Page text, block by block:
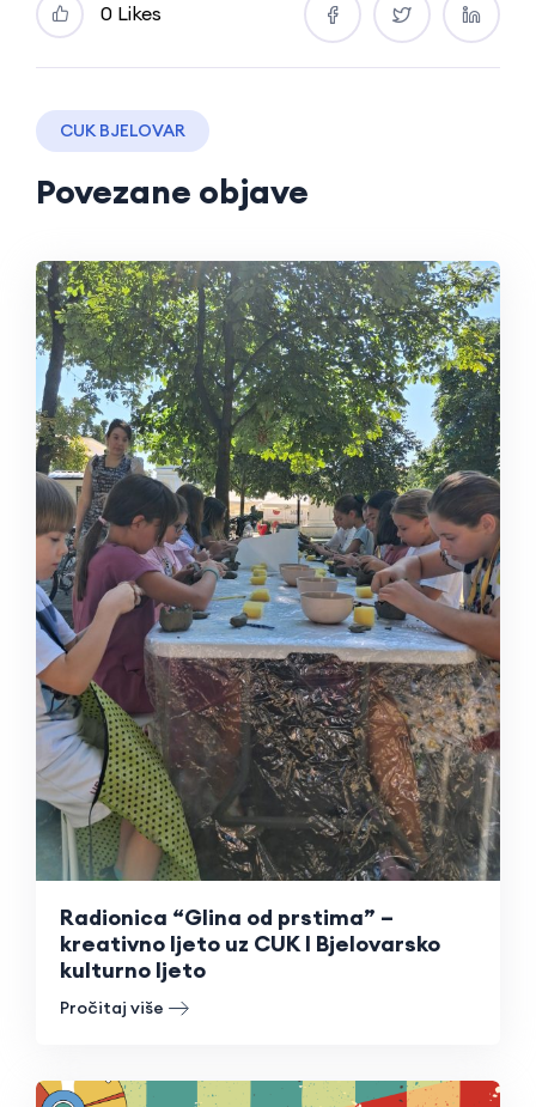
0 Likes
CUK BJELOVAR
Povezane objave
Radionica “Glina od prstima” –
kreativno ljeto uz CUK I Bjelovarsko
kulturno ljeto
Pročitaj više